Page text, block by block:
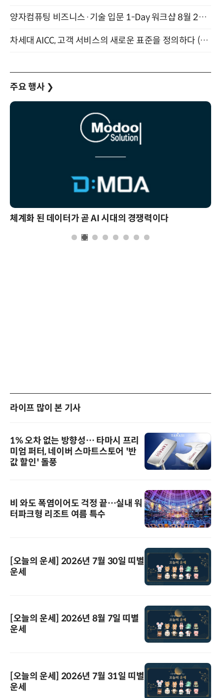
양자컴퓨팅 비즈니스·기술 입문 1-Day 워크샵 8월 28일 개최
차세대 AICC, 고객 서비스의 새로운 표준을 정의하다 (9/9)
주요 행사 ❯
체계화 된 데이터가 곧 AI 시대의 경쟁력이다
라이프 많이 본 기사
1% 오차 없는 방향성… 타마시 프리
미엄 퍼터, 네이버 스마트스토어 '반
값 할인' 돌풍
비 와도 폭염이어도 걱정 끝…실내 워
터파크형 리조트 여름 특수
[오늘의 운세] 2026년 7월 30일 띠별
운세
[오늘의 운세] 2026년 8월 7일 띠별
운세
[오늘의 운세] 2026년 7월 31일 띠별
운세